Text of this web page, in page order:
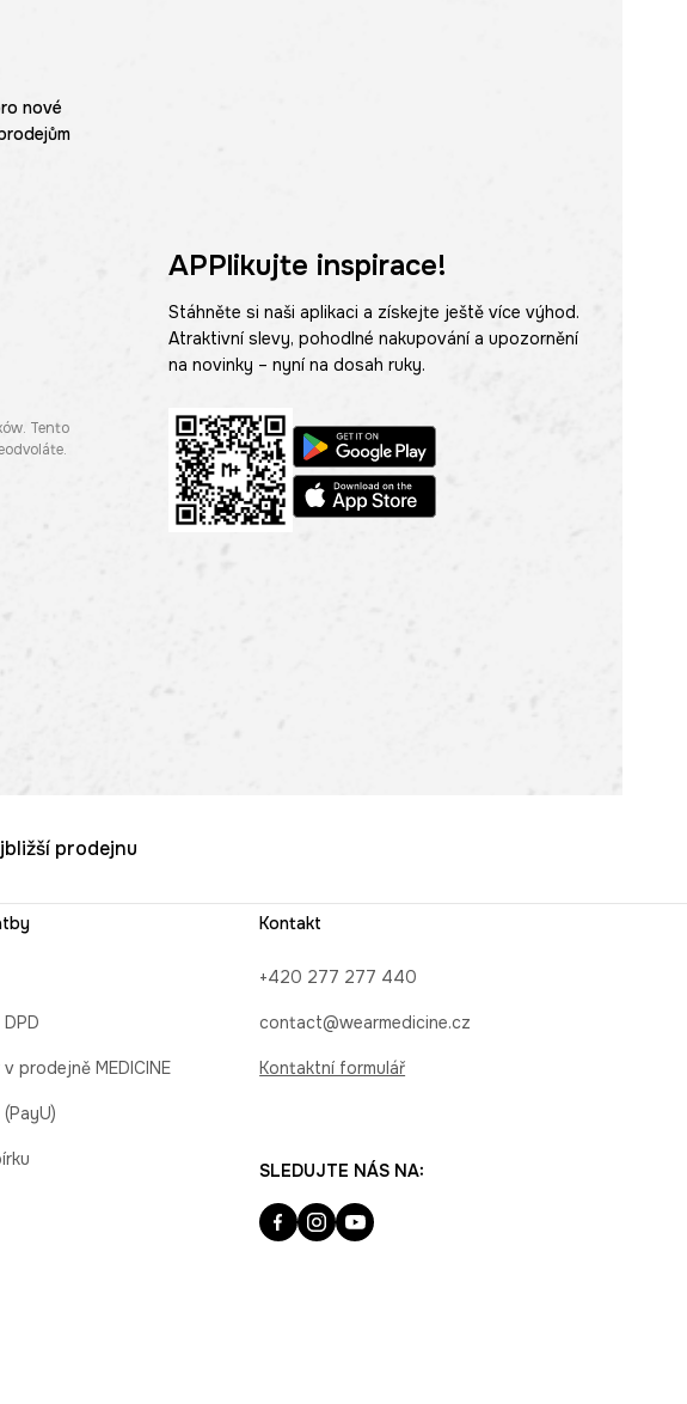
nové
Tento
APPlikujte inspirace!
Stáhněte si naši aplikaci a získejte ještě více výhod.
Atraktivní slevy, pohodlné nakupování a upozornění
na novinky – nyní na dosah ruky.
prodejnu
prodejně MEDICINE
Kontakt
+420 277 277 440
contact@wearmedicine.cz
Kontaktní formulář
SLEDUJTE NÁS NA: